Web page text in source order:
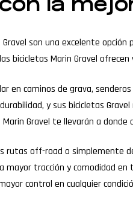
son una excelente
bicicletas Marin Gravel
en caminos de grava,
y sus bicicletas
Gravel te llevarán a donde
rutas off-road o simplemente
tracción y comodidad
control en cualquier